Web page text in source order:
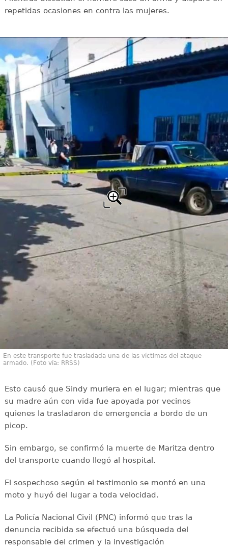
repetidas ocasiones en contra las mujeres.
En este transporte fue trasladada una de las víctimas del ataque
armado. (Foto vía: RRSS)
Esto causó que Sindy muriera en el lugar; mientras que
su madre aún con vida fue apoyada por vecinos
quienes la trasladaron de emergencia a bordo de un
picop.
Sin embargo, se confirmó la muerte de Maritza dentro
del transporte cuando llegó al hospital.
El sospechoso según el testimonio se montó en una
moto y huyó del lugar a toda velocidad.
La Policía Nacional Civil (PNC) informó que tras la
denuncia recibida se efectuó una búsqueda del
responsable del crimen y la investigación